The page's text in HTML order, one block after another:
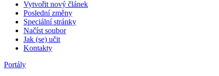
Vytvořit nový článek
Poslední změny
Speciální stránky
Načíst soubor
Jak (se) učit
Kontakty
Portály